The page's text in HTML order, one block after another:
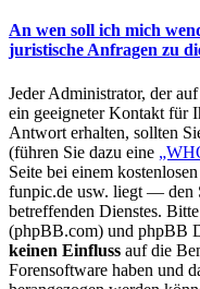
An wen soll ich mich
juristische Anfragen zu
Jeder Administrator, der
ein geeigneter Kontakt für
Antwort erhalten, sollten
(führen Sie dazu eine
Seite bei einem
funpic.de usw. liegt — den
betreffenden Dienstes.
(phpBB.com) und phpBB
keinen Einfluss auf die
Forensoftware haben und